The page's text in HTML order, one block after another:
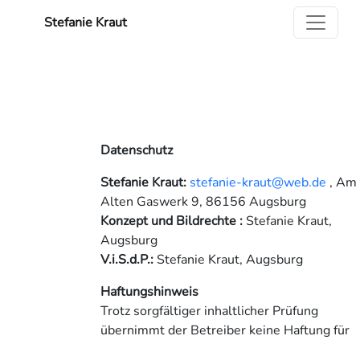
Stefanie Kraut
Datenschutz
Stefanie Kraut: stefanie-kraut@web.de , Am
Alten Gaswerk 9, 86156 Augsburg
Konzept und Bildrechte :Stefanie Kraut,
Augsburg
V.i.S.d.P.:Stefanie Kraut, Augsburg
Haftungshinweis
Trotz sorgfältiger inhaltlicher Prüfung
übernimmt der Betreiber keine Haftung für